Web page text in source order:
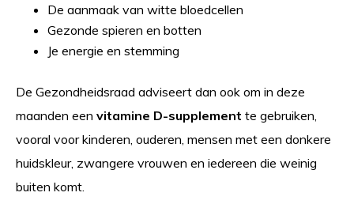
De aanmaak van witte bloedcellen
Gezonde spieren en botten
Je energie en stemming
De Gezondheidsraad adviseert dan ook om in deze
maanden een vitamine D-supplement te gebruiken,
vooral voor kinderen, ouderen, mensen met een donkere
huidskleur, zwangere vrouwen en iedereen die weinig
buiten komt.